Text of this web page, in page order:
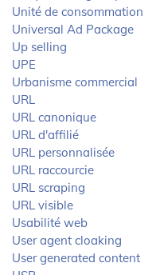
Unité de consommation
Universal Ad Package
Up selling
UPE
Urbanisme commercial
URL
URL canonique
URL d'affilié
URL personnalisée
URL raccourcie
URL scraping
URL visible
Usabilité web
User agent cloaking
User generated content